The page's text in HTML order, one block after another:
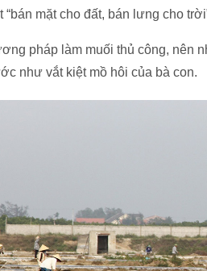
“bán mặt cho đất, bán lưng cho
pháp làm muối thủ công, nên
như vắt kiệt mồ hôi của bà con.